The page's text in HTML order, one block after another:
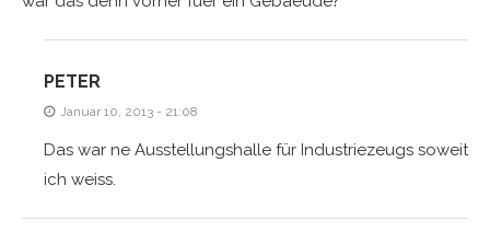
PETER
Januar 10, 2013 - 21:08
Das war ne Ausstellungshalle für Industriezeugs soweit
ich weiss.